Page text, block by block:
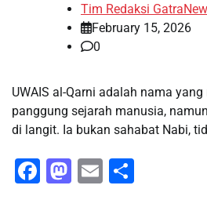
Tim Redaksi
February 15, 2026
0
UWAIS al-Qarni adalah nama
panggung sejarah manusia,
di langit. Ia bukan sahabat Nabi,
Facebook
Mastodon
Email